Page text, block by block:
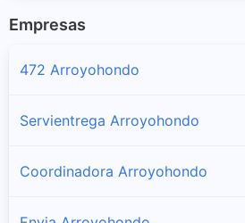
Empresas
472 Arroyohondo
Servientrega Arroyohondo
Coordinadora Arroyohondo